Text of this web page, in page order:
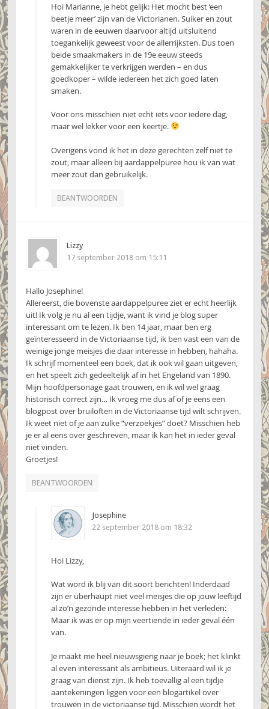
Hoi Marianne, je hebt gelijk: Het mocht best ‘een
beetje meer’ zijn van de Victorianen. Suiker en zout
waren in de eeuwen daarvoor altijd uitsluitend
toegankelijk geweest voor de allerrijksten. Dus toen
beide smaakmakers in de 19e eeuw steeds
gemakkelijker te verkrijgen werden – en dus
goedkoper – wilde iedereen het zich goed laten
smaken.
Voor ons misschien niet echt iets voor iedere dag,
maar wel lekker voor een keertje.
Overigens vond ik het in deze gerechten zelf niet te
zout, maar alleen bij aardappelpuree hou ik van wat
meer zout dan gebruikelijk.
BEANTWOORDEN
Lizzy
17 september 2018 om 15:11
Hallo Josephine!
Allereerst, die bovenste aardappelpuree ziet er echt heerlijk
uit! Ik volg je nu al een tijdje, want ik vind je blog super
interessant om te lezen. Ik ben 14 jaar, maar ben erg
geïnteresseerd in de Victoriaanse tijd, ik ben vast een van de
weinige jonge meisjes die daar interesse in hebben, hahaha.
Ik schrijf momenteel een boek, dat ik ook wil gaan uitgeven,
en het speelt zich gedeeltelijk af in het Engeland van 1890.
Mijn hoofdpersonage gaat trouwen, en ik wil wel graag
historisch correct zijn… Ik vroeg me dus af of je eens een
blogpost over bruiloften in de Victoriaanse tijd wilt schrijven.
Ik weet niet of je aan zulke “verzoekjes” doet? Misschien heb
je er al eens over geschreven, maar ik kan het in ieder geval
niet vinden.
Groetjes!
BEANTWOORDEN
Josephine
22 september 2018 om 18:32
Hoi Lizzy,
Wat word ik blij van dit soort berichten! Inderdaad
zijn er überhaupt niet veel meisjes die op jouw leeftijd
al zo’n gezonde interesse hebben in het verleden:
Maar ik was er op mijn veertiende in ieder geval één
van.
Je maakt me heel nieuwsgierig naar je boek; het klinkt
al even interessant als ambitieus. Uiteraard wil ik je
graag van dienst zijn. Ik heb toevallig al een tijdje
aantekeningen liggen voor een blogartikel over
trouwen in de victoriaanse tijd. Misschien wordt het